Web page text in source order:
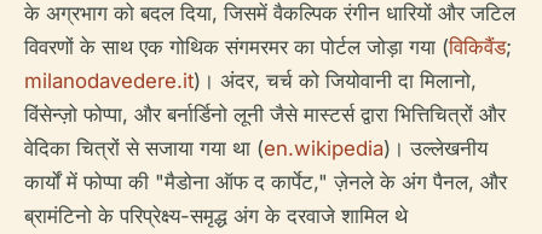
के अग्रभाग को बदल दिया, जिसमें वैकल्पिक रंगीन धारियों और जटिल
विवरणों के साथ एक गोथिक संगमरमर का पोर्टल जोड़ा गया (विकिवैंड;
milanodavedere.it)। अंदर, चर्च को जियोवानी दा मिलानो,
विंसेन्ज़ो फोप्पा, और बर्नार्डिनो लूनी जैसे मास्टर्स द्वारा भित्तिचित्रों और
वेदिका चित्रों से सजाया गया था (en.wikipedia)। उल्लेखनीय
कार्यों में फोप्पा की "मैडोना ऑफ द कार्पेट," ज़ेनले के अंग पैनल, और
ब्रामंटिनो के परिप्रेक्ष्य-समृद्ध अंग के दरवाजे शामिल थे